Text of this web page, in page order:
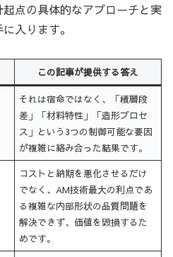
点の具体的なアプローチと実
入ります。
この記事が提供する答え
それは宿命ではなく、「積層段
差」「材料特性」「造形プロセ
ス」という3つの制御可能な要因
が複雑に絡み合った結果です。
コストと納期を悪化させるだけ
でなく、AM技術最大の利点であ
る複雑な内部形状の品質問題を
解決できず、価値を毀損するた
めです。